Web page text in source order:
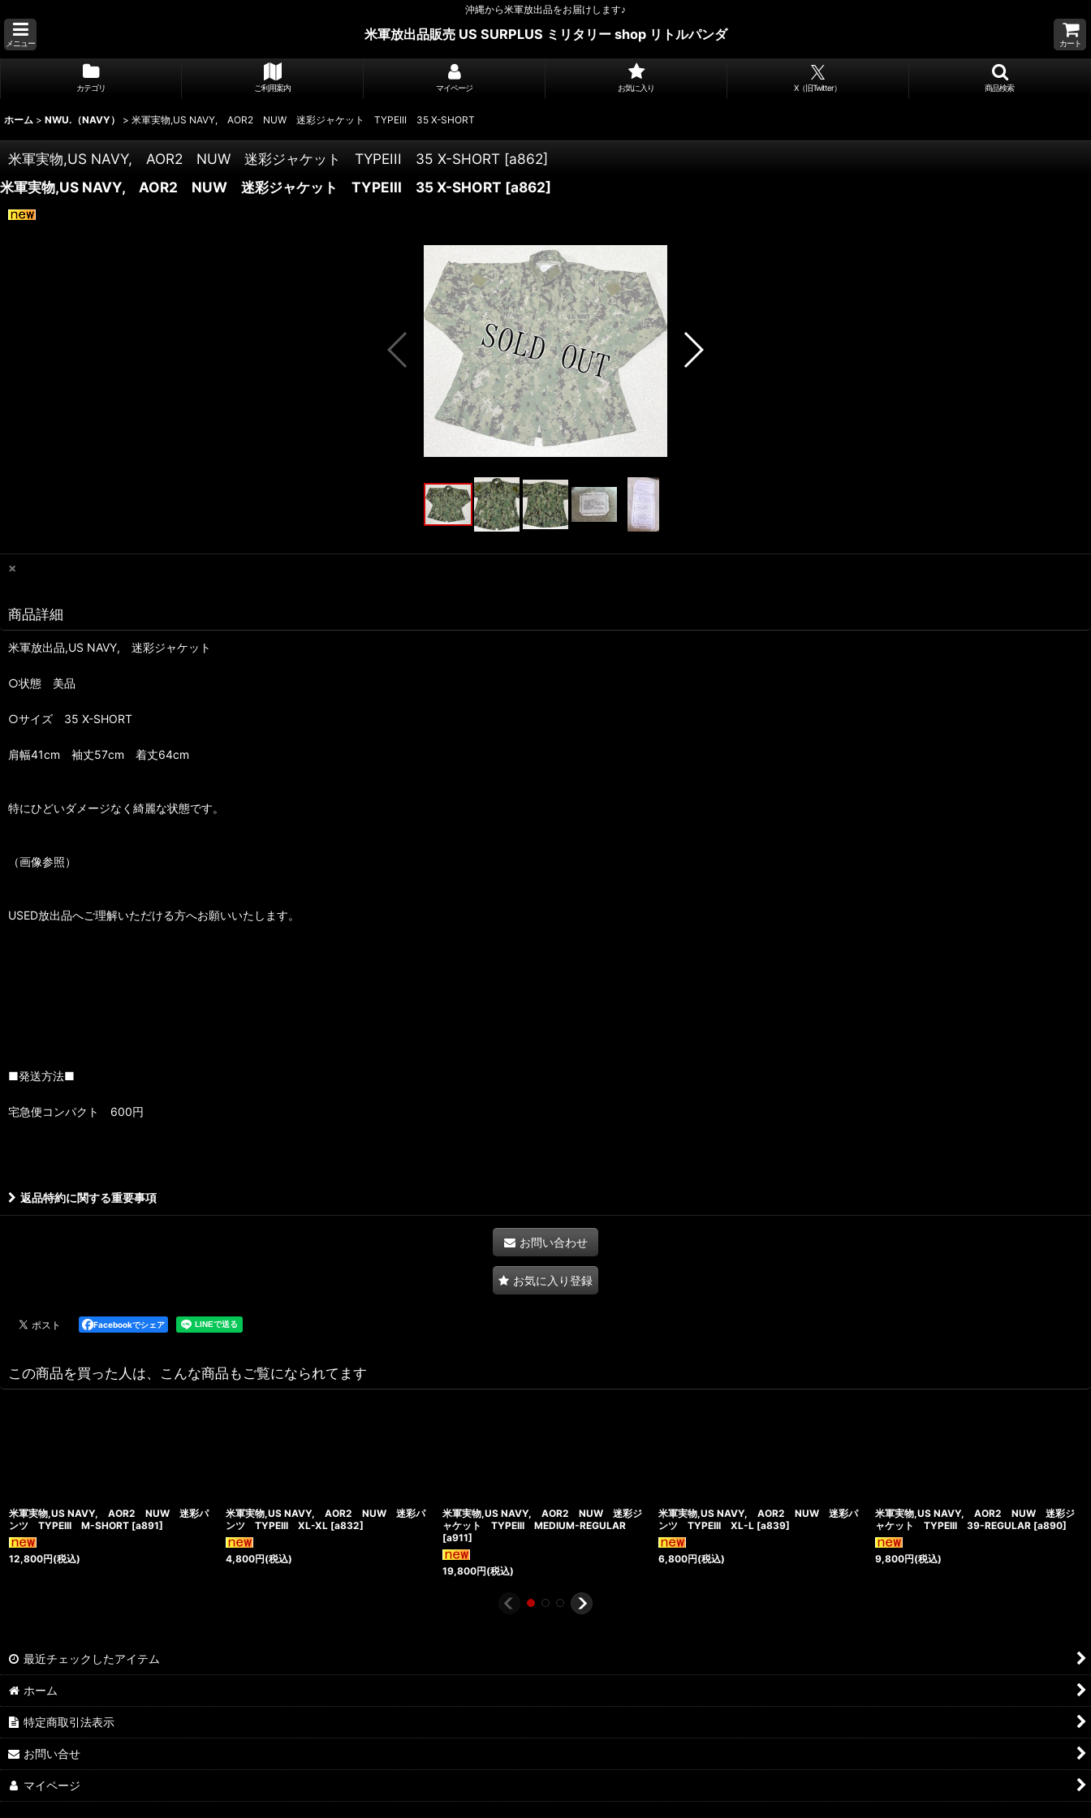
沖縄から米軍放出品をお届けします♪
メニュー
米軍放出品販売 US SURPLUS ミリタリー shop リトルパンダ
カート
カテゴリ ご利用案内 マイページ お気に入り X（旧Twitter） 商品検索
ホーム > NWU.（NAVY） > 米軍実物,US NAVY, AOR2 NUW 迷彩ジャケット TYPEIII 35 X-SHORT
米軍実物,US NAVY, AOR2 NUW 迷彩ジャケット TYPEIII 35 X-SHORT [a862]
米軍実物,US NAVY, AOR2 NUW 迷彩ジャケット TYPEIII 35 X-SHORT [a862]
×
商品詳細
米軍放出品,US NAVY, 迷彩ジャケット
○状態 美品
○サイズ 35 X-SHORT
肩幅41cm 袖丈57cm 着丈64cm
特にひどいダメージなく綺麗な状態です。
（画像参照）
USED放出品へご理解いただける方へお願いいたします。
■発送方法■
宅急便コンパクト 600円
返品特約に関する重要事項
お問い合わせ
お気に入り登録
Facebookでシェア
この商品を買った人は、こんな商品もご覧になられてます
米軍実物,US NAVY, AOR2 NUW 迷彩パ
ンツ TYPEIII M-SHORT [a891]
12,800円(税込)
米軍実物,US NAVY, AOR2 NUW 迷彩パ
ンツ TYPEIII XL-XL [a832]
4,800円(税込)
米軍実物,US NAVY, AOR2 NUW 迷彩ジ
ャケット TYPEIII MEDIUM-REGULAR
[a911]
19,800円(税込)
米軍実物,US NAVY, AOR2 NUW 迷彩パ
ンツ TYPEIII XL-L [a839]
6,800円(税込)
米軍実物,US NAVY, AOR2 NUW 迷彩ジ
ャケット TYPEIII 39-REGULAR [a890]
9,800円(税込)
最近チェックしたアイテム
ホーム
特定商取引法表示
お問い合せ
マイページ